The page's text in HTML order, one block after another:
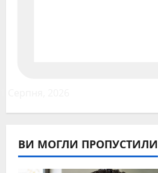
ВИ МОГЛИ ПРОПУСТИЛИ